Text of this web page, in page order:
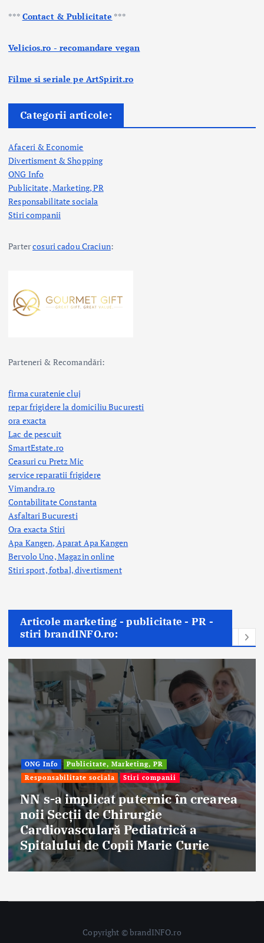
*** Contact & Publicitate ***
Velicios.ro - recomandare vegan
Filme si seriale pe ArtSpirit.ro
Categorii articole:
Afaceri & Economie
Divertisment & Shopping
ONG Info
Publicitate, Marketing, PR
Responsabilitate sociala
Stiri companii
Partercosuri cadou Craciun:
Parteneri & Recomandări:
firma curatenie cluj
repar frigidere la domiciliu Bucuresti
ora exacta
Lac de pescuit
SmartEstate.ro
Ceasuri cu Pretz Mic
service reparatii frigidere
Vimandra.ro
Contabilitate Constanta
Asfaltari Bucuresti
Ora exacta Stiri
Apa Kangen, Aparat Apa Kangen
Bervolo Uno, Magazin online
Stiri sport, fotbal,divertisment
Articole marketing - publicitate - PR -
stiri brandINFO.ro:
Afaceri & Economie
Publicitate, Marketing, PR
Stiri companii
Eternal Beauty, fondată la Salonta, a
aniversat 30 de ani în industria
frumuseții
Copyright © brandINFO.ro